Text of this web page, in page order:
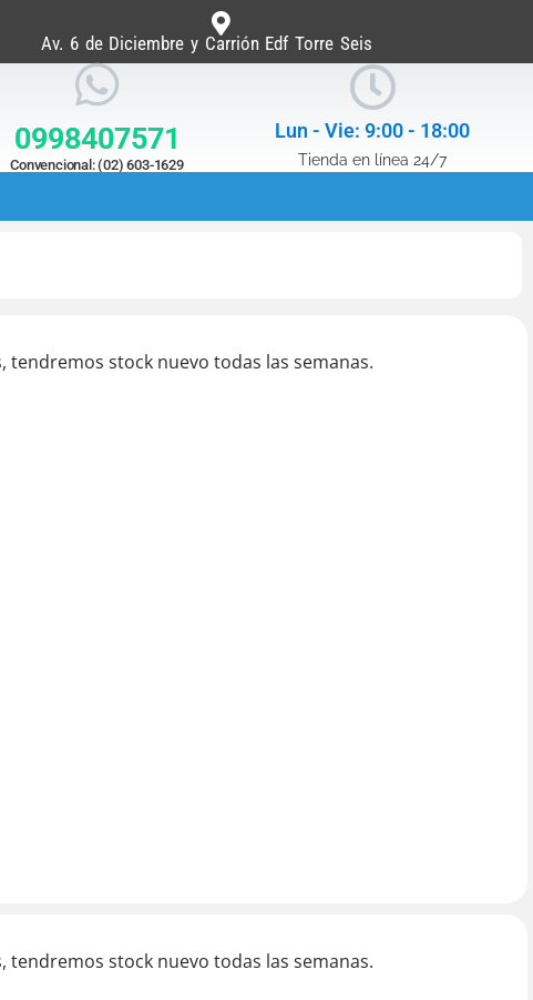
Av. 6 de Diciembre y Carrión Edf Torre Seis
0998407571
Convencional: (02) 603-1629
Lun - Vie: 9:00 - 18:00
Tienda en línea 24/7
tendremos stock nuevo todas las semanas.
tendremos stock nuevo todas las semanas.